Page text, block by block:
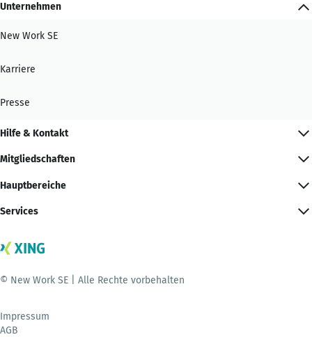
Unternehmen
New Work SE
Karriere
Presse
Hilfe & Kontakt
Mitgliedschaften
Hauptbereiche
Services
© New Work SE | Alle Rechte vorbehalten
Impressum
AGB